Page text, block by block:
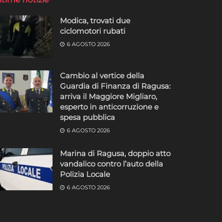
Modica, trovati due
ciclomotori rubati
6 AGOSTO 2026
Cambio al vertice della
Guardia di Finanza di Ragusa:
arriva il Maggiore Migliaro,
esperto in anticorruzione e
spesa pubblica
6 AGOSTO 2026
Marina di Ragusa, doppio atto
vandalico contro l’auto della
Polizia Locale
6 AGOSTO 2026